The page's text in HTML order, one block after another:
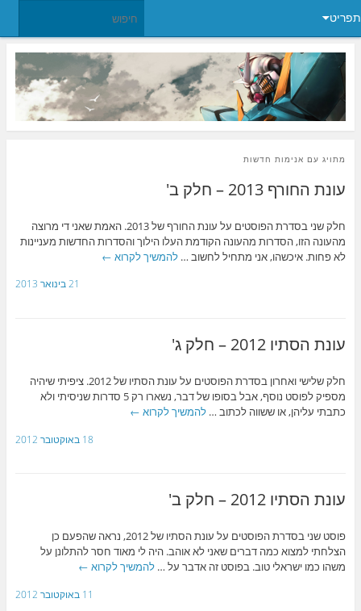
תפריט
מתויג עם אנימות חדשות
עונת החורף 2013 – חלק ב'
חלק שני בסדרת הפוסטים על עונת החורף של 2013. האמת שאני די מרוצה
מהעונה הזו, הסדרות מהעונה הקודמת העלו הילוך והסדרות החדשות מעניינות
לא פחות. איכשהו, אני מתחיל לחשוב … להמשיך לקרוא ←
21 בינואר 2013
עונת הסתיו 2012 – חלק ג'
חלק שלישי ואחרון בסדרת הפוסטים על עונת הסתיו של 2012. ציפיתי שיהיה
מספיק לפוסט נוסף, אבל בסופו של דבר, נשארו רק 5 סדרות שניסיתי ולא
כתבתי עליהן, או ששווה לכתוב … להמשיך לקרוא ←
18 באוקטובר 2012
עונת הסתיו 2012 – חלק ב'
פוסט שני בסדרת הפוסטים על עונת הסתיו של 2012, נראה שהפעם כן
הצלחתי למצוא כמה דברים שאני לא אוהב. היה לי מאוד חסר להתלונן על
משהו כמו ישראלי טוב. בפוסט זה אדבר על … להמשיך לקרוא ←
11 באוקטובר 2012